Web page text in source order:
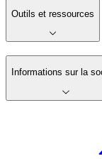
Outils et ressources
Informations sur la